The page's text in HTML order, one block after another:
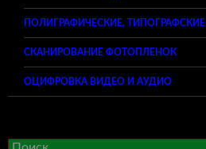
ПОЛИГРАФИЧЕСКИЕ, ТИПОГРАФСКИЕ
СКАНИРОВАНИЕ ФОТОПЛЕНОК
ОЦИФРОВКА ВИДЕО И АУДИО
Найти: